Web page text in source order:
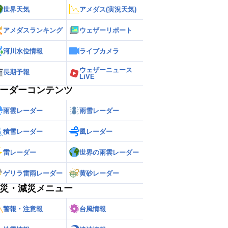
世界天気 アメダス(実況天気)
アメダスランキング ウェザーリポート
河川水位情報 ライブカメラ
長期予報
ウェザーニュース
LiVE
ダーコンテンツ
雨雲レーダー 雨雪レーダー
積雪レーダー 風レーダー
雷レーダー 世界の雨雲レーダー
ゲリラ雷雨レーダー 黄砂レーダー
・減災メニュー
警報・注意報 台風情報